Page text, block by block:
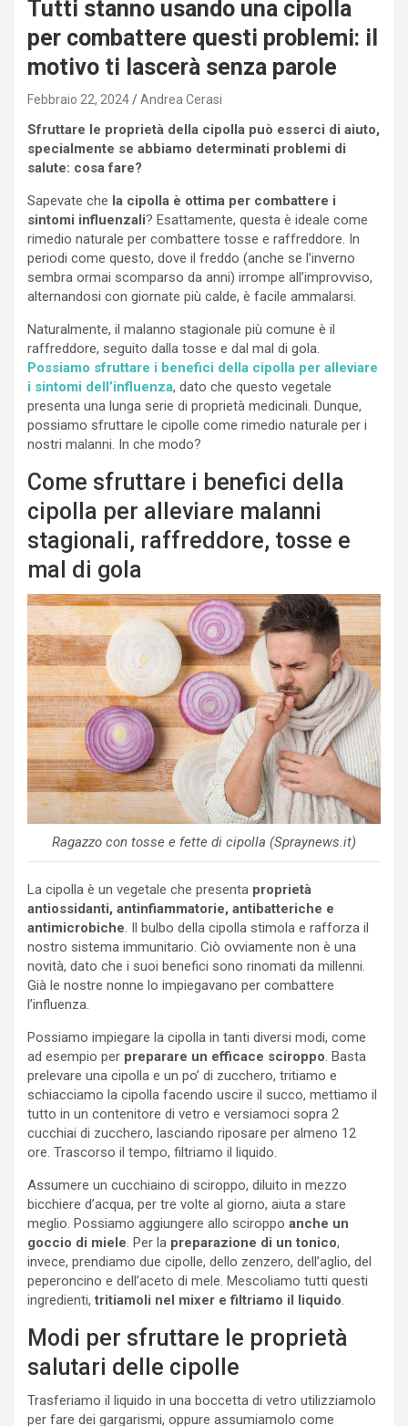
Tutti stanno usando una cipolla
per combattere questi problemi: il
motivo ti lascerà senza parole
Febbraio 22, 2024 Andrea Cerasi
Sfruttare le proprietà della cipolla può esserci di aiuto,
specialmente se abbiamo determinati problemi di
salute: cosa fare?
Sapevate che la cipolla è ottima per combattere i
sintomi influenzali? Esattamente, questa è ideale come
rimedio naturale per combattere tosse e raffreddore. In
periodi come questo, dove il freddo (anche se l’inverno
sembra ormai scomparso da anni) irrompe all’improvviso,
alternandosi con giornate più calde, è facile ammalarsi.
Naturalmente, il malanno stagionale più comune è il
raffreddore, seguito dalla tosse e dal mal di gola.
Possiamo sfruttare i benefici della cipolla per alleviare
i sintomi dell’influenza, dato che questo vegetale
presenta una lunga serie di proprietà medicinali. Dunque,
possiamo sfruttare le cipolle come rimedio naturale per i
nostri malanni. In che modo?
Come sfruttare i benefici della
cipolla per alleviare malanni
stagionali, raffreddore, tosse e
mal di gola
Ragazzo con tosse e fette di cipolla (Spraynews.it)
La cipolla è un vegetale che presenta proprietà
antiossidanti, antinfiammatorie, antibatteriche e
antimicrobiche. Il bulbo della cipolla stimola e rafforza il
nostro sistema immunitario. Ciò ovviamente non è una
novità, dato che i suoi benefici sono rinomati da millenni.
Già le nostre nonne lo impiegavano per combattere
l’influenza.
Possiamo impiegare la cipolla in tanti diversi modi, come
ad esempio per preparare un efficace sciroppo. Basta
prelevare una cipolla e un po’ di zucchero, tritiamo e
schiacciamo la cipolla facendo uscire il succo, mettiamo il
tutto in un contenitore di vetro e versiamoci sopra 2
cucchiai di zucchero, lasciando riposare per almeno 12
ore. Trascorso il tempo, filtriamo il liquido.
Assumere un cucchiaino di sciroppo, diluito in mezzo
bicchiere d’acqua, per tre volte al giorno, aiuta a stare
meglio. Possiamo aggiungere allo sciroppo anche un
goccio di miele. Per la preparazione di un tonico,
invece, prendiamo due cipolle, dello zenzero, dell’aglio, del
peperoncino e dell’aceto di mele. Mescoliamo tutti questi
ingredienti,tritiamoli nel mixer e filtriamo il liquido.
Modi per sfruttare le proprietà
salutari delle cipolle
Trasferiamo il liquido in una boccetta di vetro utilizziamolo
per fare dei gargarismi, oppure assumiamolo come